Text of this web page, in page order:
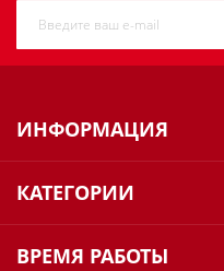
ИНФОРМАЦИЯ
КАТЕГОРИИ
ВРЕМЯ РАБОТЫ